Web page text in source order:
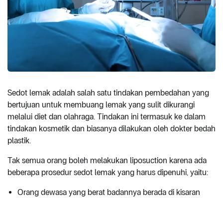
Sedot lemak adalah salah satu tindakan pembedahan yang
bertujuan untuk membuang lemak yang sulit dikurangi
melalui diet dan olahraga. Tindakan ini termasuk ke dalam
tindakan kosmetik dan biasanya dilakukan oleh dokter bedah
plastik.
Tak semua orang boleh melakukan liposuction karena ada
beberapa prosedur sedot lemak yang harus dipenuhi, yaitu:
Orang dewasa yang berat badannya berada di kisaran